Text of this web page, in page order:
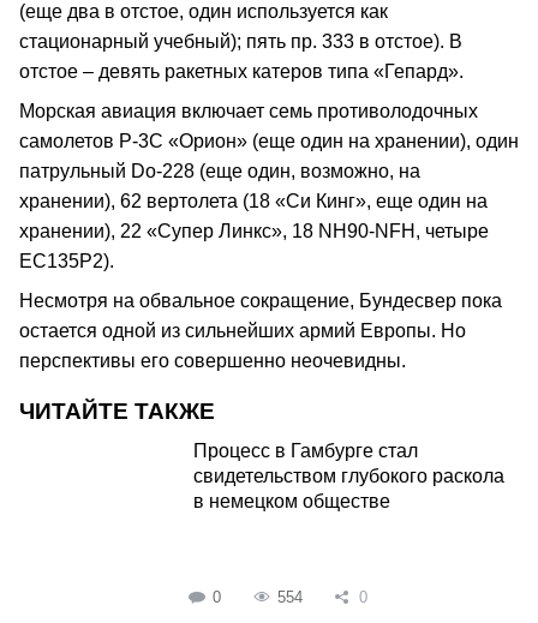
(еще два в отстое, один используется как
стационарный учебный); пять пр. 333 в отстое). В
отстое – девять ракетных катеров типа «Гепард».
Морская авиация включает семь противолодочных
самолетов Р-3С «Орион» (еще один на хранении), один
патрульный Do-228 (еще один, возможно, на
хранении), 62 вертолетa (18 «Си Кинг», еще один на
хранении), 22 «Супер Линкс», 18 NH90-NFH, четыре
ЕС135Р2).
Несмотря на обвальное сокращение, Бундесвер пока
остается одной из сильнейших армий Европы. Но
перспективы его совершенно неочевидны.
ЧИТАЙТЕ ТАКЖЕ
Процесс в Гамбурге стал
свидетельством глубокого раскола
в немецком обществе
0 554 0